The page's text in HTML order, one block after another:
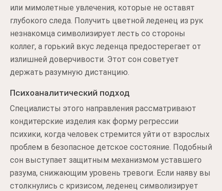
или мимолетные увлечения, которые не оставят
глубокого следа. Получить цветной леденец из рук
незнакомца символизирует лесть со стороны
коллег, а горький вкус леденца предостерегает от
излишней доверчивости. Этот сон советует
держать разумную дистанцию.
Психоаналитический подход
Специалисты этого направления рассматривают
кондитерские изделия как форму регрессии
психики, когда человек стремится уйти от взрослых
проблем в безопасное детское состояние. Подобный
сон выступает защитным механизмом уставшего
разума, снижающим уровень тревоги. Если наяву вы
столкнулись с кризисом, леденец символизирует